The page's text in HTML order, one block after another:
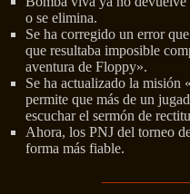
o se elimina.
Se ha corregido un error
que resultaba imposible
aventura de Floppy».
Se ha actualizado la misión
permite que más de un
escuchar el sermón de
Ahora, los PNJ del torneo
forma más fiable.